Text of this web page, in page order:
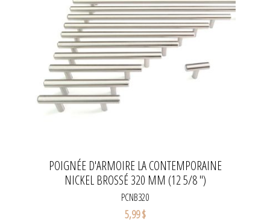
POIGNÉE D'ARMOIRE LA CONTEMPORAINE
NICKEL BROSSÉ 320 MM (12 5/8 ")
PCNB320
5,99 $